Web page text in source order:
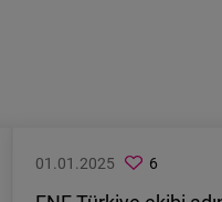
01.01.2025 6